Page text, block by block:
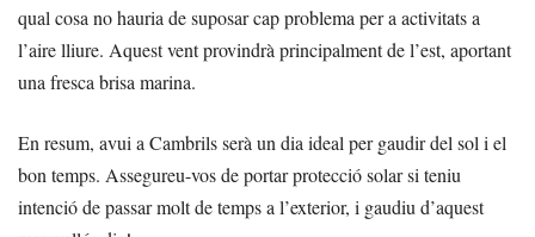
qual cosa no hauria de suposar cap problema per a activitats a
l’aire lliure. Aquest vent provindrà principalment de l’est, aportant
una fresca brisa marina.
En resum, avui a Cambrils serà un dia ideal per gaudir del sol i el
bon temps. Assegureu-vos de portar protecció solar si teniu
intenció de passar molt de temps a l’exterior, i gaudiu d’aquest